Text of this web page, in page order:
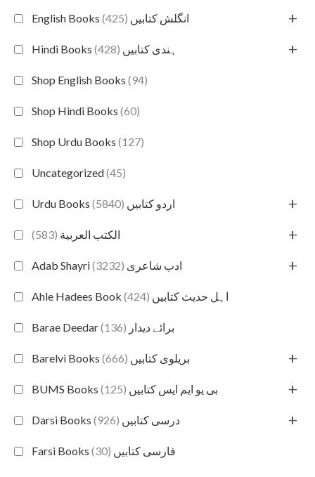
English Books انگلش کتابیں (425) +
Hindi Books ہندی کتابیں (428) +
Shop English Books (94)
Shop Hindi Books (60)
Shop Urdu Books (127)
Uncategorized(45)
Urdu Books اردو کتابیں (5840) +
الكتب العربية (583) +
Adab Shayri ادب شاعری (3232) +
Ahle Hadees Book اہل حدیث کتابیں (424)
Barae Deedar برائے دیدار (136)
Barelvi Books بریلوی کتابیں (666) +
BUMS Books بی یو ایم ایس کتابیں (125) +
Darsi Books درسی کتابیں (926) +
Farsi Books فارسی کتابیں (30)